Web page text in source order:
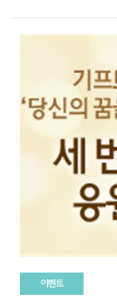
이벤트